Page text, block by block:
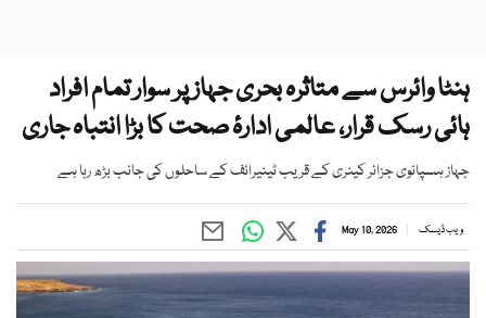
ہنٹا وائرس سے متاثرہ بحری جہاز پر سوار تمام افراد
ہائی رسک قرار، عالمی ادارۂ صحت کا بڑا انتباہ جاری
جہاز ہسپانوی جزائر کینری کے قریب ٹینیرائف کے ساحلوں کی جانب بڑھ رہا ہے
ویب ڈیسک May 10, 2026